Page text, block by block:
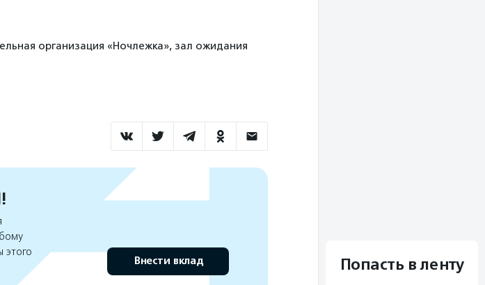
организация «Ночлежка», зал ожидания
этого
Внести вклад Попасть в ленту